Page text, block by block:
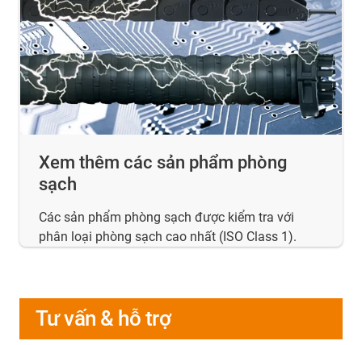
Xem thêm các sản phẩm phòng
sạch
Các sản phẩm phòng sạch được kiểm tra với
phân loại phòng sạch cao nhất (ISO Class 1).
Tư vấn & hỗ trợ